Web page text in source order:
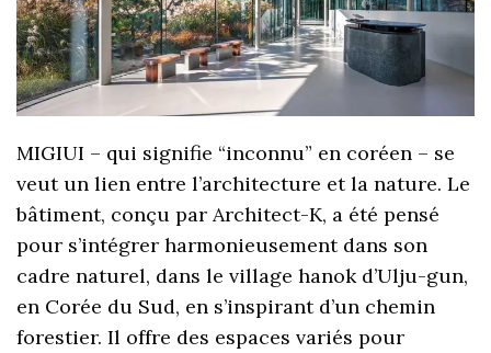
MIGIUI – qui signifie “inconnu” en coréen – se
veut un lien entre l’architecture et la nature. Le
bâtiment, conçu par Architect-K, a été pensé
pour s’intégrer harmonieusement dans son
cadre naturel, dans le village hanok d’Ulju-gun,
en Corée du Sud, en s’inspirant d’un chemin
forestier. Il offre des espaces variés pour